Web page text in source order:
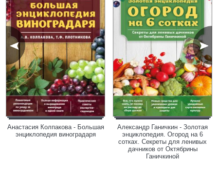
Анастасия Колпакова - Большая
энциклопедия виноградаря
Александр Ганичкин - Золотая
энциклопедия. Огород на 6
сотках. Секреты для ленивых
дачников от Октябрины
Ганичкиной